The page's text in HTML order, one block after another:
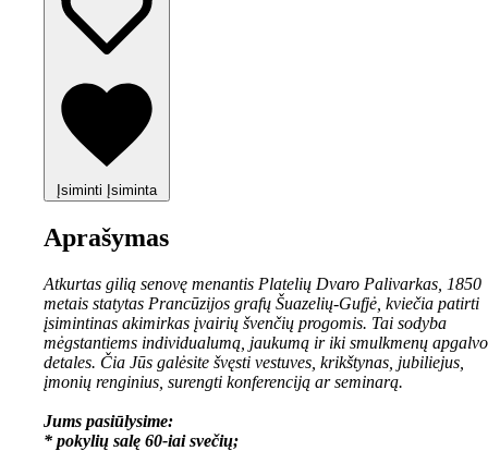
Įsiminti Įsiminta
Aprašymas
Atkurtas gilią senovę menantis Platelių Dvaro Palivarkas, 1850
metais statytas Prancūzijos grafų Šuazelių-Gufjė, kviečia patirti
įsimintinas akimirkas įvairių švenčių progomis. Tai sodyba
mėgstantiems individualumą, jaukumą ir iki smulkmenų
detales. Čia Jūs galėsite švęsti vestuves, krikštynas, jubiliejus,
įmonių renginius, surengti konferenciją ar seminarą.
Jums pasiūlysime:
* pokylių salę 60-iai svečių;